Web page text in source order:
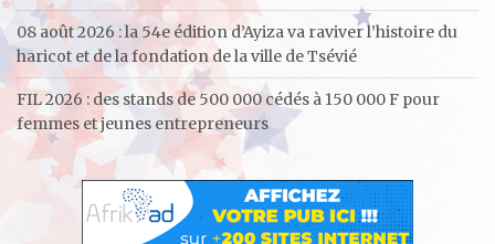
08 août 2026 : la 54e édition d’Ayiza va raviver l’histoire du
haricot et de la fondation de la ville de Tsévié
FIL 2026 : des stands de 500 000 cédés à 150 000 F pour
femmes et jeunes entrepreneurs